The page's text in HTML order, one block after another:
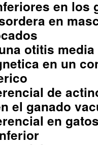
en los
en
otitis
en un
de
el ganado
en